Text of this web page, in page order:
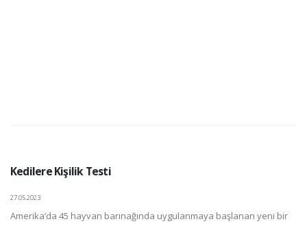
Kedilere Kişilik Testi
27.05.2023
Amerika’da 45 hayvan barınağında uygulanmaya başlanan yeni bir